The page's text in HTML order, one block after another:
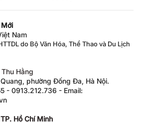
Nam
do Bộ Văn Hóa, Thể Thao và Du Lịch
Hằng
phường Đống Đa, Hà Nội.
- 0913.212.736 - Email:
Hồ Chí Minh